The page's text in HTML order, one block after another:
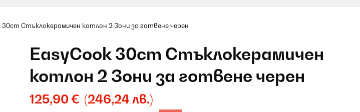
30cm Стъклокерамичен котлон 2 Зони за готвене черен
EasyCook 30cm Стъклокерамичен
котлон 2 Зони за готвене черен
125,90 € (246,24 лв.)